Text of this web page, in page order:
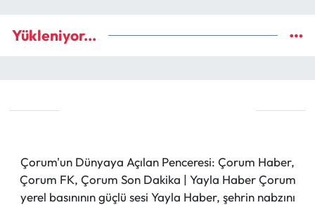
Yükleniyor...
Çorum'un Dünyaya Açılan Penceresi: Çorum Haber,
Çorum FK, Çorum Son Dakika | Yayla Haber Çorum
yerel basınının güçlü sesi Yayla Haber, şehrin nabzını